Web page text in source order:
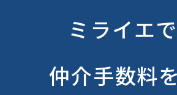
ミライエ
仲介手数料